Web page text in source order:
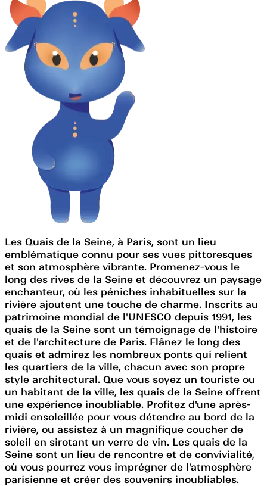
Les Quais de la Seine, à Paris, sont un lieu
emblématique connu pour ses vues pittoresques
et son atmosphère vibrante. Promenez-vous le
long des rives de la Seine et découvrez un paysage
enchanteur, où les péniches inhabituelles sur la
rivière ajoutent une touche de charme. Inscrits au
patrimoine mondial de l'UNESCO depuis 1991, les
quais de la Seine sont un témoignage de l'histoire
et de l'architecture de Paris. Flânez le long des
quais et admirez les nombreux ponts qui relient
les quartiers de la ville, chacun avec son propre
style architectural. Que vous soyez un touriste ou
un habitant de la ville, les quais de la Seine offrent
une expérience inoubliable. Profitez d'une après-
midi ensoleillée pour vous détendre au bord de la
rivière, ou assistez à un magnifique coucher de
soleil en sirotant un verre de vin. Les quais de la
Seine sont un lieu de rencontre et de convivialité,
où vous pourrez vous imprégner de l'atmosphère
parisienne et créer des souvenirs inoubliables.